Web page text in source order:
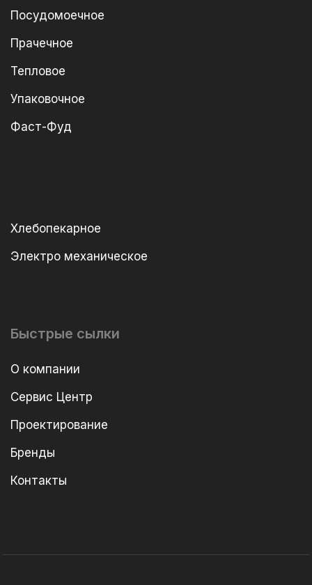
Посудомоечное
Прачечное
Тепловое
Упаковочное
Фаст-Фуд
Хлебопекарное
Электро механическое
Быстрые сылки
О компании
Сервис Центр
Проектирование
Бренды
Контакты